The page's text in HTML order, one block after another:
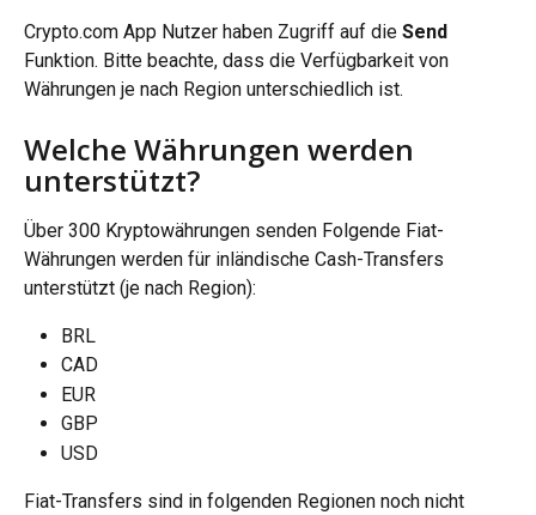
Crypto.com App Nutzer haben Zugriff auf die Send
Funktion. Bitte beachte, dass die Verfügbarkeit von
Währungen je nach Region unterschiedlich ist.
Welche Währungen werden
unterstützt?
Über 300 Kryptowährungen senden Folgende Fiat-
Währungen werden für inländische Cash-Transfers
unterstützt (je nach Region):
BRL
CAD
EUR
GBP
USD
Fiat-Transfers sind in folgenden Regionen noch nicht